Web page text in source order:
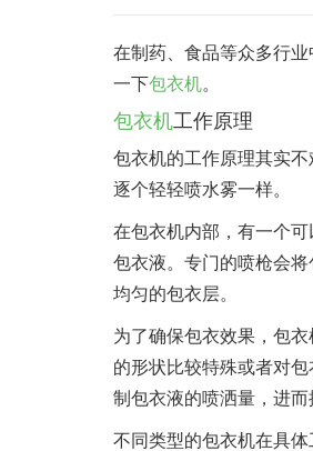
在制药、食品等众多行业
一下包衣机。
包衣机工作原理
包衣机的工作原理其实
逐个轻轻喷水雾一样。
在包衣机内部，有一个
包衣液。专门的喷枪会
均匀的包衣层。
为了确保包衣效果，包
的形状比较特殊或者对
制包衣液的喷洒量，进
不同类型的包衣机在具